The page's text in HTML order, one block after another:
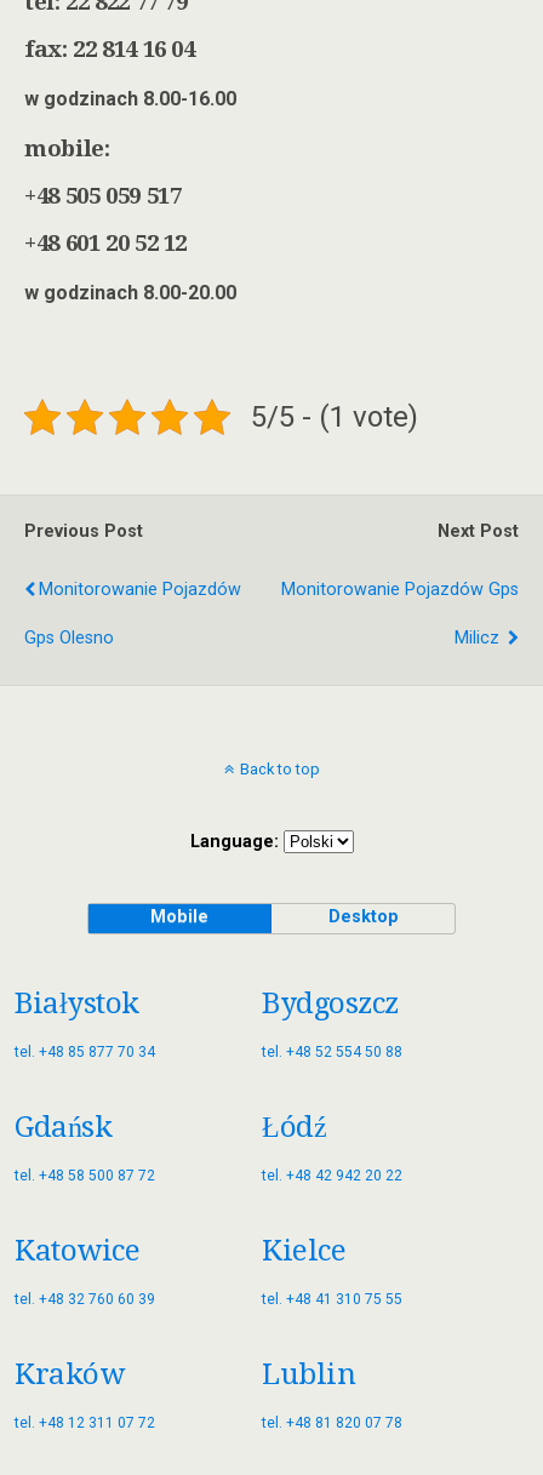
fax: 22 814 16 04
w godzinach 8.00-16.00
mobile:
+48 505 059 517
+48 601 20 52 12
w godzinach 8.00-20.00
5/5 - (1 vote)
Previous Post
Monitorowanie Pojazdów
Gps Olesno
Next Post
Monitorowanie Pojazdów Gps
Milicz
Back to top
Language:
Mobile Desktop
Białystok
tel. +48 85 877 70 34
Bydgoszcz
tel. +48 52 554 50 88
Gdańsk
tel. +48 58 500 87 72
Łódź
tel. +48 42 942 20 22
Katowice
tel. +48 32 760 60 39
Kielce
tel. +48 41 310 75 55
Kraków
tel. +48 12 311 07 72
Lublin
tel. +48 81 820 07 78